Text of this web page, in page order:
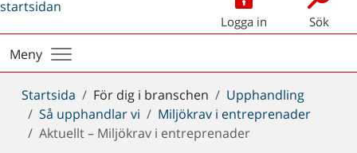
Logga in Sök
Meny
Du
är
här:
Startsida För dig i branschen
Upphandling
Så upphandlar vi
Miljökrav i entreprenader
Aktuellt – Miljökrav i entreprenader